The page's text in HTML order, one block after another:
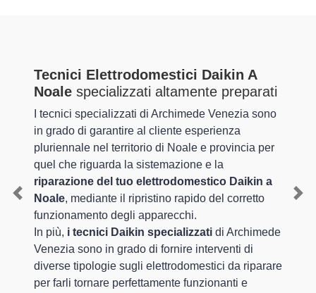
Tecnici Elettrodomestici Daikin A
Noale specializzati altamente preparati
I tecnici specializzati di Archimede Venezia sono
in grado di garantire al cliente esperienza
pluriennale nel territorio di Noale e provincia per
quel che riguarda la sistemazione e la
riparazione del tuo elettrodomestico Daikin a
Noale, mediante il ripristino rapido del corretto
funzionamento degli apparecchi.
In più, i tecnici Daikin specializzati di Archimede
Venezia sono in grado di fornire interventi di
diverse tipologie sugli elettrodomestici da riparare
per farli tornare perfettamente funzionanti e
Previous